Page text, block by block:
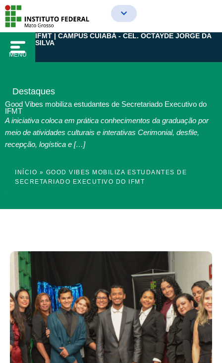
para
conteúdo
MENU
IFMT | CAMPUS CUIABÁ - CEL. OCTAYDE JORGE DA
SILVA
Destaques
Good Vibes mobiliza estudantes de Secretariado Executivo do
IFMT
A iniciativa coloca em prática conhecimentos da graduação por
meio de atividades culturais e interativas Cerimonial, desfile,
recepção, logística e […]
INÍCIO » GOOD VIBES MOBILIZA ESTUDANTES DE
SECRETARIADO EXECUTIVO DO IFMT